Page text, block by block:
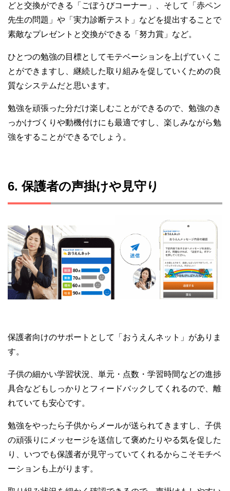
どと交換ができる「ごぼうびコーナー」、そして「赤ペン
先生の問題」や「実力診断テスト」などを提出することで
素敵なプレゼントと交換ができる「努力賞」など。
ひとつの勉強の目標としてモテベーションを上げていくこ
とができますし、継続した取り組みを促していくための良
質なシステムだと思います。
勉強を頑張った分だけ楽しむことができるので、勉強のき
っかけづくりや動機付けにも最適ですし、楽しみながら勉
強をすることができるでしょう。
6. 保護者の声掛けや見守り
保護者向けのサポートとして「おうえんネット」がありま
す。
子供の細かい学習状況、単元・点数・学習時間などの進捗
具合などもしっかりとフィードバックしてくれるので、離
れていても安心です。
勉強をやったら子供からメールが送られてきますし、子供
の頑張りにメッセージを送信して褒めたりやる気を促した
り、いつでも保護者が見守っていてくれるからこそモチベ
ーションも上がります。